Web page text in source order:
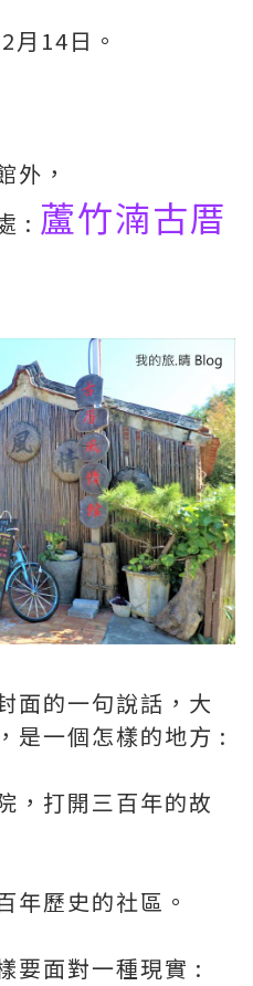
月14日。
外，
: 蘆竹湳古厝
面的一句說話，大
是一個怎樣的地方 :
，打開三百年的故
年歷史的社區。
要面對一種現實 :